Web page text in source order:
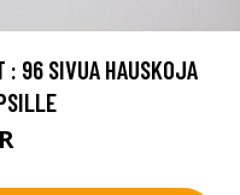
96 SIVUA HAUSKOJA